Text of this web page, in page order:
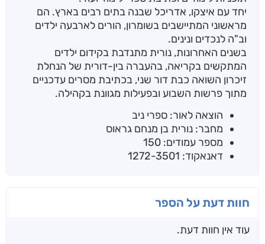
יחד עם איצקו, אדריכל שבנה בתים רבים בארץ. הם
מראשוני המתיישבים בשומרון, הורים לארבעה ילדים
וב"ה לנכדים ונינים.
בשנים האחרונות, נורית מתנדבת בקידום ילדים
המתקשים בקריאה, בהעברה בין-דורית של הנחלת
זיכרון השואה כבת דור שני, בכתיבת מסרים עדכניים
מתוך פרשות השבוע ובפעילות מגוונת בקהילה.
הוצאה לאור: ספרי ניב
מחבר: נורית בן מנחם גראוס
מספר עמודים: 150
דאנאקוד: 1272-3501
חוות דעת על הספר
עוד אין חוות דעת.